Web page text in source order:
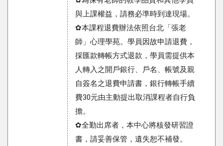
與上課權益，請務必準時到達現場。
✿本課程退費辦法依照台北「張老
師」心理學苑。學員因故申請退費，
採匯款轉帳方式退款，學員需提供本
人轉入之開戶銀行、戶名、帳號及親
自簽名之退費申請書，銀行轉帳手續
費30元由主動提出取消課程者自行負
擔。
✿全勤出席者，本中心將核發研習證
書，請妥善保管，遺失恕不補發。